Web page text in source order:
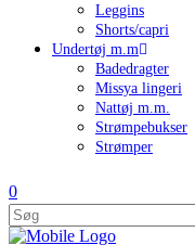
Leggins
Shorts/capri
Undertøj m.m
Badedragter
Missya lingeri
Nattøj m.m.
Strømpebukser
Strømper
0